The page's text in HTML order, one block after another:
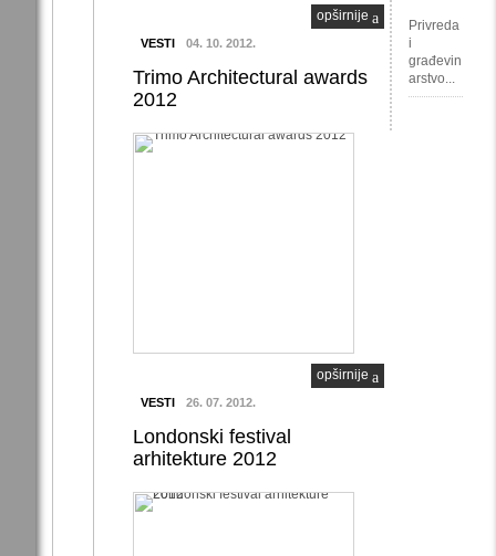
opširnije
VESTI 04. 10. 2012.
Trimo Architectural awards
2012
opširnije
VESTI 26. 07. 2012.
Londonski festival
arhitekture 2012
Privreda
i
građevin
arstvo...